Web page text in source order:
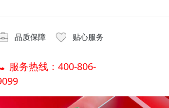
品质保障 贴心服务
服务热线：400-806-